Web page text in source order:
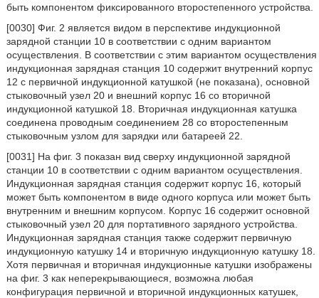
быть компонентом фиксированного второстепенного устройства.
[0030] Фиг. 2 является видом в перспективе индукционной
зарядной станции 10 в соответствии с одним вариантом
осуществления. В соответствии с этим вариантом осуществления
индукционная зарядная станция 10 содержит внутренний корпус
12 с первичной индукционной катушкой (не показана), основной
стыковочный узел 20 и внешний корпус 16 со вторичной
индукционной катушкой 18. Вторичная индукционная катушка
соединена проводным соединением 28 со второстепенным
стыковочным узлом для зарядки или батареей 22.
[0031] На фиг. 3 показан вид сверху индукционной зарядной
станции 10 в соответствии с одним вариантом осуществления.
Индукционная зарядная станция содержит корпус 16, который
может быть компонентом в виде одного корпуса или может быть
внутренним и внешним корпусом. Корпус 16 содержит основной
стыковочный узел 20 для портативного зарядного устройства.
Индукционная зарядная станция также содержит первичную
индукционную катушку 14 и вторичную индукционную катушку 18.
Хотя первичная и вторичная индукционные катушки изображены
на фиг. 3 как неперекрывающиеся, возможна любая
конфигурация первичной и вторичной индукционных катушек,